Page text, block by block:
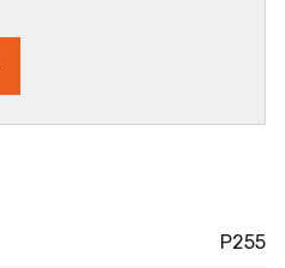
Р255